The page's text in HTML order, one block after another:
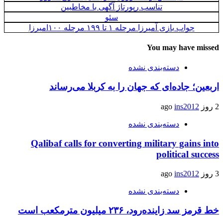
تناسب رپورتاژ آگهی با مخاطبین
سئو
جواب بازی آمیرزا مرحله ۱ تا ۱۹۹ مرحله ۱۰۰امیرزا
You may have missed
دسته‌بندی نشده
اربعین؛ جاده‌ای که جهان را به کربلا می‌رساند
2 روز ago ins2012
دسته‌بندی نشده
Qalibaf calls for converting military gains into
political success
3 روز ago ins2012
دسته‌بندی نشده
خط قرمز سد زاینده‌رود، ۲۳۶ میلیون مترمکعب است